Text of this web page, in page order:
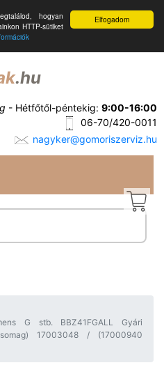
Elfogadom
hogyan
HTTP-sütiket
.hu
- Hétfőtől-péntekig: 9:00-16:00
06-70/420-0011
nagyker@gomoriszerviz.hu
G stb. BBZ41FGALL Gyári
17003048 / (17000940